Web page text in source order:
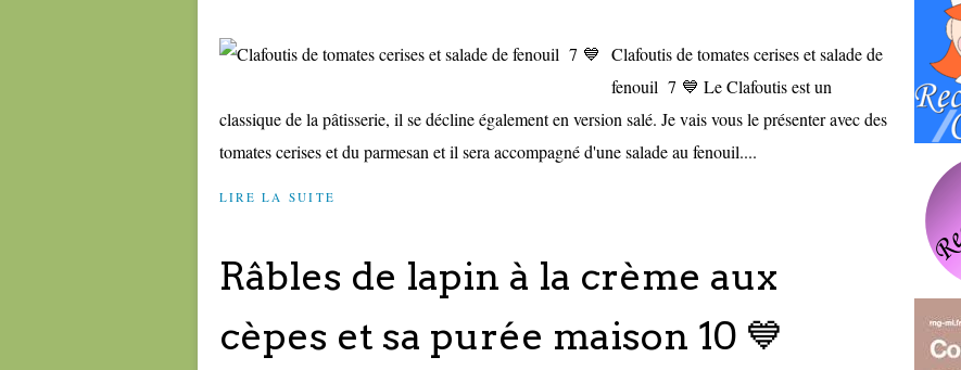
Clafoutis de tomates cerises et salade de
fenouil 7 💙 Le Clafoutis est un
classique de la pâtisserie, il se décline également en version salé. Je vais vous le présenter avec des
tomates cerises et du parmesan et il sera accompagné d'une salade au fenouil....
LIRE LA SUITE
Râbles de lapin à la crème aux
cèpes et sa purée maison 10 💙